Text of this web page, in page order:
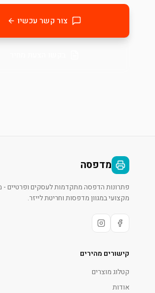
צור קשר עכשיו
מדפסה
פתרונות הדפסה מתקדמות לעסקים ופרטיים -
מקצועי במגוון מדפסות וחריטת לייזר.
קישורים מהירים
קטלוג מוצרים
אודות